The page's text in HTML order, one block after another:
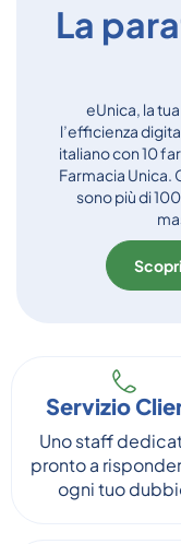
La
eUnica, la
l’efficienza
italiano con 10
Farmacia Unica.
sono più di
Servizio
Uno staff
pronto a
ogni tuo